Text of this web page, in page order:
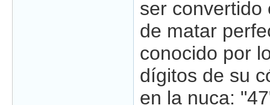
ser convertido
de matar
conocido por
dígitos de su
en la nuca: